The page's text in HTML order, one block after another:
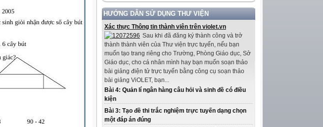
HƯỚNG DẪN SỬ DỤNG THƯ VIỆN
Xác thực Thông tin thành viên trên violet.vn
Sau khi đã đăng ký thành công và trở
thành thành viên của Thư viện trực tuyến, nếu bạn
muốn tạo trang riêng cho Trường, Phòng Giáo dục, Sở
Giáo dục, cho cá nhân mình hay bạn muốn soạn thảo
bài giảng điện tử trực tuyến bằng công cụ soạn thảo
bài giảng ViOLET, bạn...
Bài 4: Quản lí ngân hàng câu hỏi và sinh đề có điều
kiện
Bài 3: Tạo đề thi trắc nghiệm trực tuyến dạng chọn
một đáp án đúng